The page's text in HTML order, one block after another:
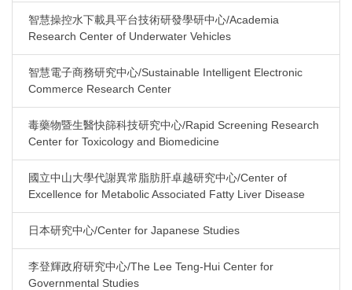
智慧操控水下載具平台技術研發學研中心/Academia
Research Center of Underwater Vehicles
智慧電子商務研究中心/Sustainable Intelligent Electronic
Commerce Research Center
毒藥物暨生醫快篩科技研究中心/Rapid Screening Research
Center for Toxicology and Biomedicine
國立中山大學代謝異常脂肪肝卓越研究中心/Center of
Excellence for Metabolic Associated Fatty Liver Disease
日本研究中心/Center for Japanese Studies
李登輝政府研究中心/The Lee Teng-Hui Center for
Governmental Studies